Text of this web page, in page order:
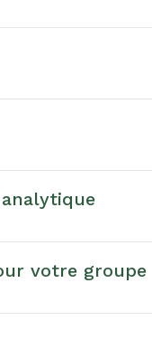
votre groupe